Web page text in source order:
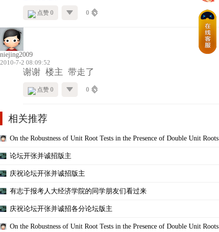
点赞 0 0
niejing2009
2010-7-2 08:09:52
谢谢 楼主 带走了
点赞 0 0
相关推荐
On the Robustness of Unit Root Tests in the Presence of Double Unit Roots
论坛开张并诚招版主
庆祝论坛开张并诚招版主
有志于报考人大经济学院的同学朋友们看过来
庆祝论坛开张并诚招各分论坛版主
On the Robustness of Unit Root Tests in the Presence of Double Unit Roots